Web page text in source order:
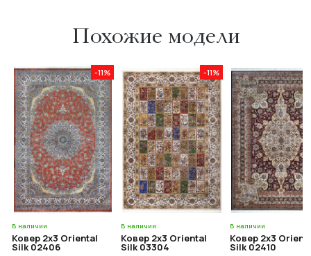
Похожие модели
-11%
В наличии
Ковер 2x3 Oriental
Silk 02406
-11%
В наличии
Ковер 2x3 Oriental
Silk 03304
В наличии
Ковер 2x3
Silk 02410